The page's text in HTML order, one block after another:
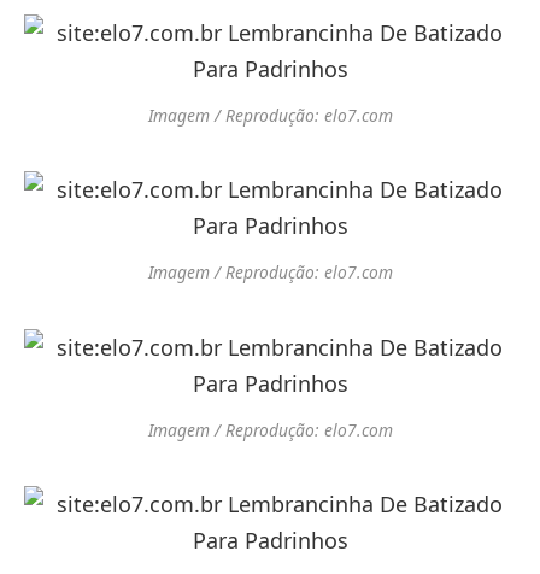
Imagem / Reprodução: elo7.com
Imagem / Reprodução: elo7.com
Imagem / Reprodução: elo7.com